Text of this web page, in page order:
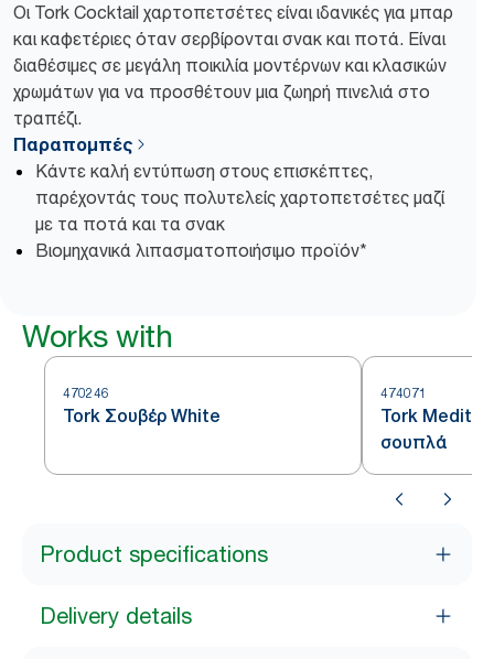
Οι Tork Cocktail χαρτοπετσέτες είναι ιδανικές για μπαρ
και καφετέριες όταν σερβίρονται σνακ και ποτά. Είναι
διαθέσιμες σε μεγάλη ποικιλία μοντέρνων και κλασικών
χρωμάτων για να προσθέτουν μια ζωηρή πινελιά στο
τραπέζι.
Παραπομπές
Κάντε καλή εντύπωση στους επισκέπτες,
παρέχοντάς τους πολυτελείς χαρτοπετσέτες μαζί
με τα ποτά και τα σνακ
Βιομηχανικά λιπασματοποιήσιμο προϊόν*
Works with
470246
Tork Σουβέρ White
474071
Tork
σουπλά
Product specifications
Delivery details